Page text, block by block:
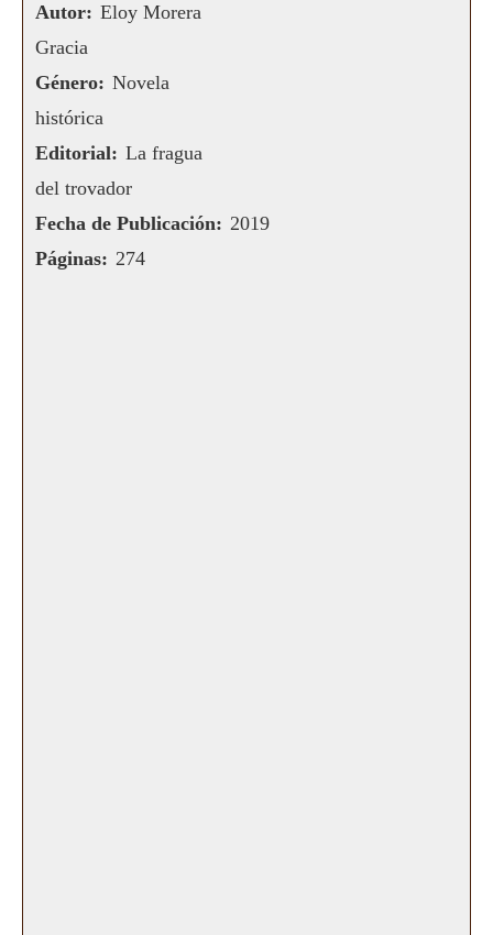
Autor: Eloy Morera
Gracia
Género: Novela
histórica
Editorial: La fragua
del trovador
Fecha de Publicación: 2019
Páginas: 274